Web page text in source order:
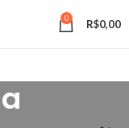
0 R$0,00